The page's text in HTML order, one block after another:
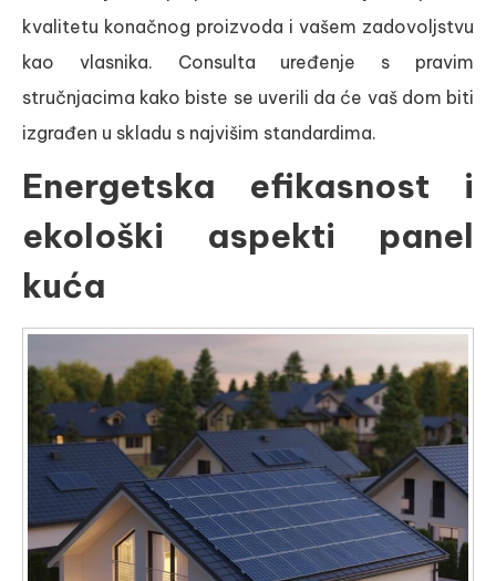
kvalitetu konačnog proizvoda i vašem zadovoljstvu
kao vlasnika. Consulta uređenje s pravim
stručnjacima kako biste se uverili da će vaš dom biti
izgrađen u skladu s najvišim standardima.
Energetska efikasnost i
ekološki aspekti panel
kuća